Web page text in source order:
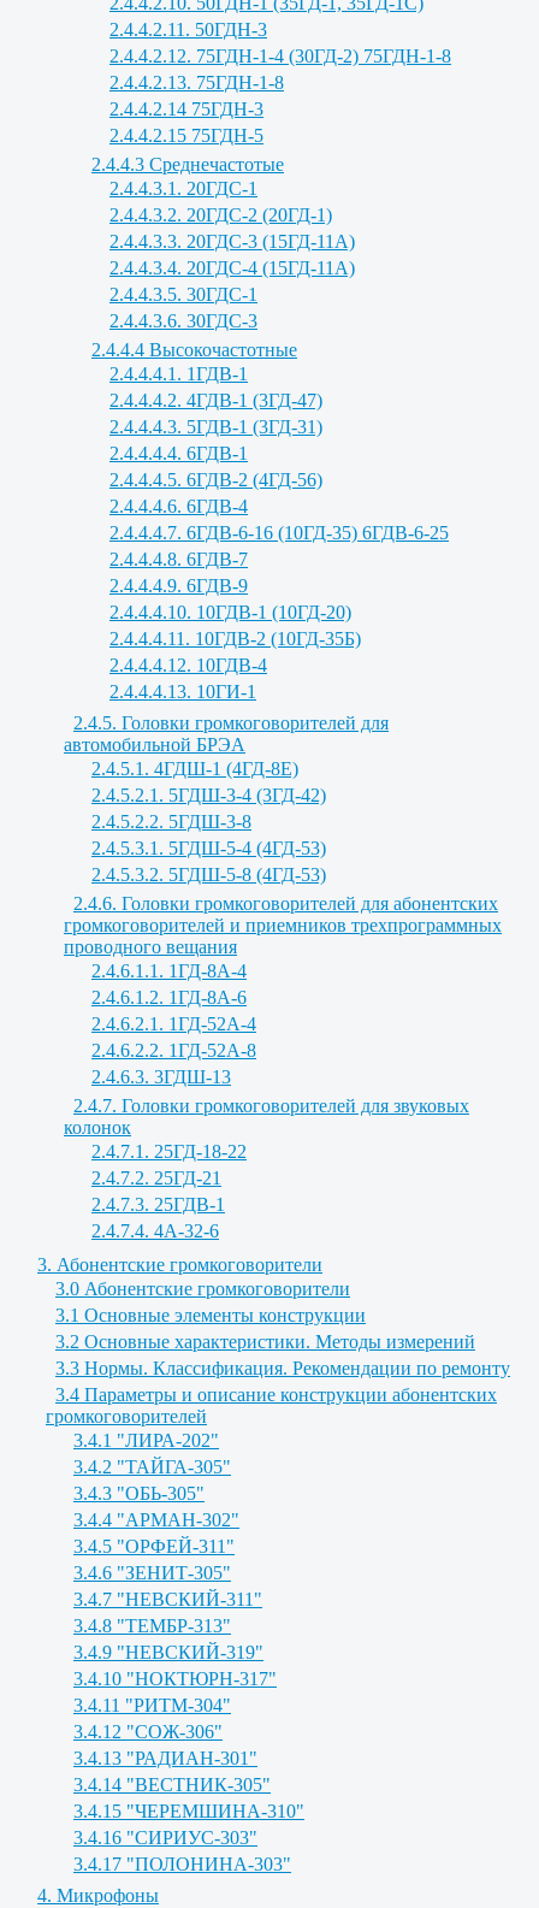
2.4.4.2.11. 50ГДН-3
2.4.4.2.12. 75ГДН-1-4 (30ГД-2) 75ГДН-1-8
2.4.4.2.13. 75ГДН-1-8
2.4.4.2.14 75ГДН-3
2.4.4.2.15 75ГДН-5
2.4.4.3 Среднечастотые
2.4.4.3.1. 20ГДС-1
2.4.4.3.2. 20ГДС-2 (20ГД-1)
2.4.4.3.3. 20ГДС-3 (15ГД-11А)
2.4.4.3.4. 20ГДС-4 (15ГД-11А)
2.4.4.3.5. 30ГДС-1
2.4.4.3.6. 30ГДС-3
2.4.4.4 Высокочастотные
2.4.4.4.1. 1ГДВ-1
2.4.4.4.2. 4ГДВ-1 (3ГД-47)
2.4.4.4.3. 5ГДВ-1 (3ГД-31)
2.4.4.4.4. 6ГДВ-1
2.4.4.4.5. 6ГДВ-2 (4ГД-56)
2.4.4.4.6. 6ГДВ-4
2.4.4.4.7. 6ГДВ-6-16 (10ГД-35) 6ГДВ-6-25
2.4.4.4.8. 6ГДВ-7
2.4.4.4.9. 6ГДВ-9
2.4.4.4.10. 10ГДВ-1 (10ГД-20)
2.4.4.4.11. 10ГДВ-2 (10ГД-35Б)
2.4.4.4.12. 10ГДВ-4
2.4.4.4.13. 10ГИ-1
2.4.5. Головки громкоговорителей для
автомобильной БРЭА
2.4.5.1. 4ГДШ-1 (4ГД-8Е)
2.4.5.2.1. 5ГДШ-3-4 (3ГД-42)
2.4.5.2.2. 5ГДШ-3-8
2.4.5.3.1. 5ГДШ-5-4 (4ГД-53)
2.4.5.3.2. 5ГДШ-5-8 (4ГД-53)
2.4.6. Головки громкоговорителей для абонентских
громкоговорителей и приемников трехпрограммных
проводного вещания
2.4.6.1.1. 1ГД-8А-4
2.4.6.1.2. 1ГД-8А-6
2.4.6.2.1. 1ГД-52А-4
2.4.6.2.2. 1ГД-52А-8
2.4.6.3. 3ГДШ-13
2.4.7. Головки громкоговорителей для звуковых
колонок
2.4.7.1. 25ГД-18-22
2.4.7.2. 25ГД-21
2.4.7.3. 25ГДВ-1
2.4.7.4. 4А-32-6
3. Абонентские громкоговорители
3.0 Абонентские громкоговорители
3.1 Основные элементы конструкции
3.2 Основные характеристики. Методы измерений
3.3 Нормы. Классификация. Рекомендации по ремонту
3.4 Параметры и описание конструкции абонентских
громкоговорителей
3.4.1 "ЛИРА-202"
3.4.2 "ТАЙГА-305"
3.4.3 "ОБЬ-305"
3.4.4 "АРМАН-302"
3.4.5 "ОРФЕЙ-311"
3.4.6 "ЗЕНИТ-305"
3.4.7 "НЕВСКИЙ-311"
3.4.8 "ТЕМБР-313"
3.4.9 "НЕВСКИЙ-319"
3.4.10 "НОКТЮРН-317"
3.4.11 "РИТМ-304"
3.4.12 "СОЖ-306"
3.4.13 "РАДИАН-301"
3.4.14 "ВЕСТНИК-305"
3.4.15 "ЧЕРЕМШИНА-310"
3.4.16 "СИРИУС-303"
3.4.17 "ПОЛОНИНА-303"
4. Микрофоны